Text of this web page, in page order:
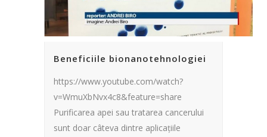
Beneficiile bionanotehnologiei
https://www.youtube.com/watch?
v=WmuXbNvx4c8&feature=share
Purificarea apei sau tratarea cancerului
sunt doar câteva dintre aplicațiile